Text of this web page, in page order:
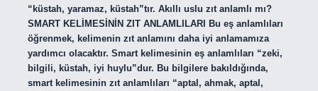
“küstah, yaramaz, küstah”tır. Akıllı uslu zıt anlamlı mı?
SMART KELİMESİNİN ZIT ANLAMLILARI Bu eş anlamlıları
öğrenmek, kelimenin zıt anlamını daha iyi anlamamıza
yardımcı olacaktır. Smart kelimesinin eş anlamlıları “zeki,
bilgili, küstah, iyi huylu”dur. Bu bilgilere bakıldığında,
smart kelimesinin zıt anlamlıları “aptal, ahmak, aptal,